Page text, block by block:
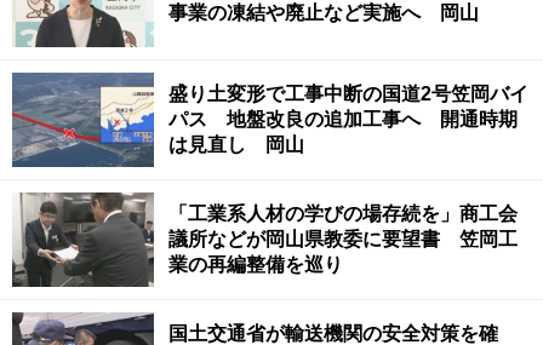
事業の凍結や廃止など実施へ 岡山
盛り土変形で工事中断の国道2号笠岡バイ
パス 地盤改良の追加工事へ 開通時期
は見直し 岡山
「工業系人材の学びの場存続を」商工会
議所などが岡山県教委に要望書 笠岡工
業の再編整備を巡り
国土交通省が輸送機関の安全対策を確